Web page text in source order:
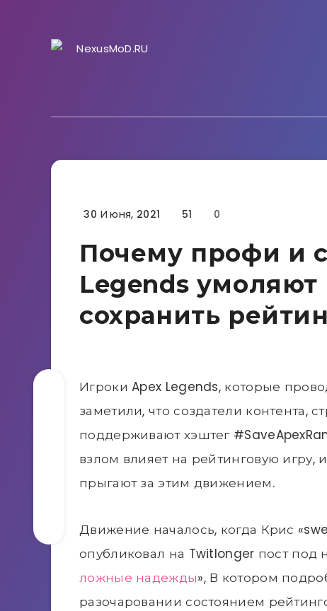
Гайды
30 Июня, 2021 51 0
Почему профи и
Legends умоляют
сохранить
Игроки Apex Legends, которые
заметили, что создатели
поддерживают хэштег
взлом влияет на рейтинговую
прыгают за этим движением.
Движение началось, когда Крис
опубликовал на Twitlonger пост под
ложные надежды», В котором
разочаровании состоянием